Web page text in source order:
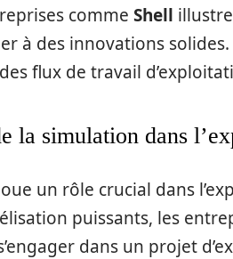
comme Shell
à des innovations
flux de travail
la simulation dans
un rôle crucial dans
puissants, les
dans un projet